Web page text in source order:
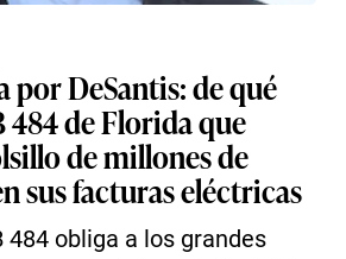
por DeSantis: de qué
484 de Florida que
de millones de
sus facturas eléctricas
484 obliga a los grandes